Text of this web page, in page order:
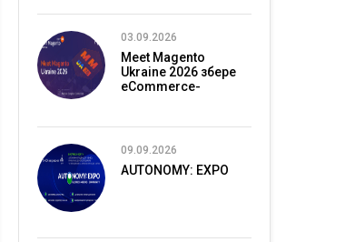
03.09.2026
Meet Magento
Ukraine 2026 збере
eCommerce-
09.09.2026
AUTONOMY: EXPO